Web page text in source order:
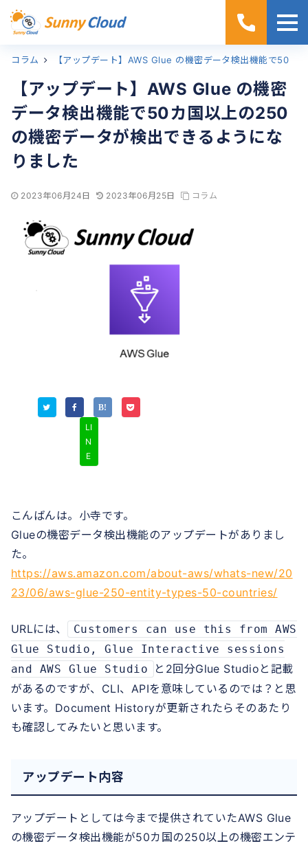
ホーム
コラム
【アップデート】AWS Glue の機密
データ検出機能で50カ国以上の250
の機密データが検出できるようにな
りました
2023年06月24日 2023年06月25日 コラム
LI
N
E
こんばんは。小寺です。
Glueの機密データ検出機能のアップデートがありまし
た。
https://aws.amazon.com/about-aws/whats-new/20
23/06/aws-glue-250-entity-types-50-countries/
URLには、
Customers can use this from AWS
Glue Studio, Glue Interactive sessions
and AWS Glue Studio
と2回分Glue Studioと記載
があるのですが、CLI、APIを意味しているのでは？と思
います。Document Historyが更新されたらそのあたり
も確認してみたいと思います。
アップデート内容
アップデートとしては今まで提供されていたAWS Glue
の機密データ検出機能が50カ国の250以上の機密エンテ